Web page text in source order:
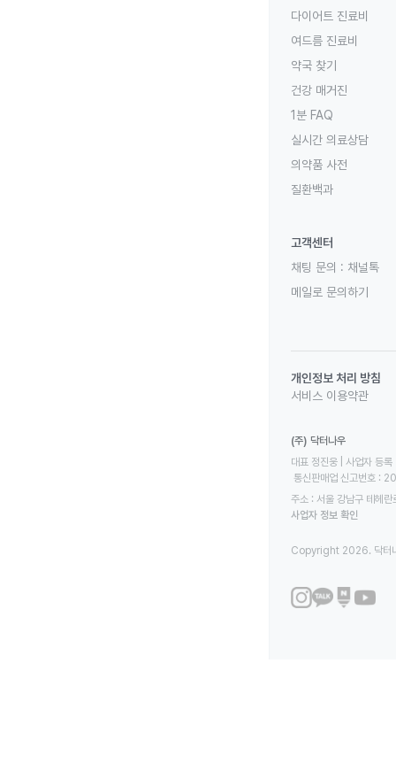
다이어트 진료비
여드름 진료비
약국 찾기
건강 매거진
1분 FAQ
실시간 의료상담
의약품 사전
질환백과
고객센터
채팅 문의 : 채널톡
메일로 문의하기
개인정보 처리 방침
서비스 이용약관
(주) 닥터나우
대표 정진웅 | 사업자
통신판매업 신고번호
주소 : 서울 강남구 테헤
사업자 정보 확인
Copyright 2026. 닥터